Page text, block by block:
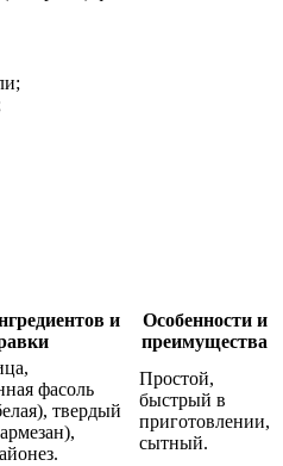
и
Особенности и
преимущества
фасоль
твердый
Простой,
быстрый в
приготовлении,
сытный.